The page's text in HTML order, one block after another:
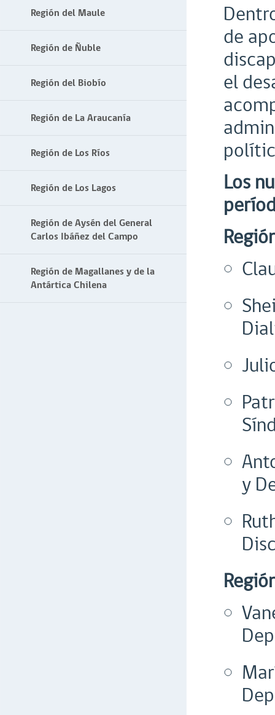
Región del Maule
Región de Ñuble
Región del Biobío
Región de La Araucanía
Región de Los Ríos
Región de Los Lagos
Región de Aysén del General
Carlos Ibáñez del Campo
Región de Magallanes y de la
Antártica Chilena
de
el
Los
y